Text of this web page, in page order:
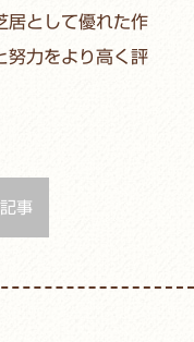
居として優れた作
努力をより高く評
事